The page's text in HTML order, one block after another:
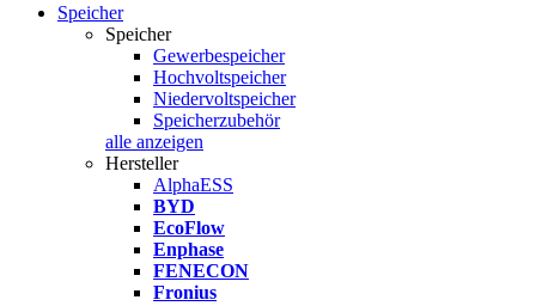
Speicher
Speicher
Gewerbespeicher
Hochvoltspeicher
Niedervoltspeicher
Speicherzubehör
alle anzeigen
Hersteller
AlphaESS
BYD
EcoFlow
Enphase
FENECON
Fronius